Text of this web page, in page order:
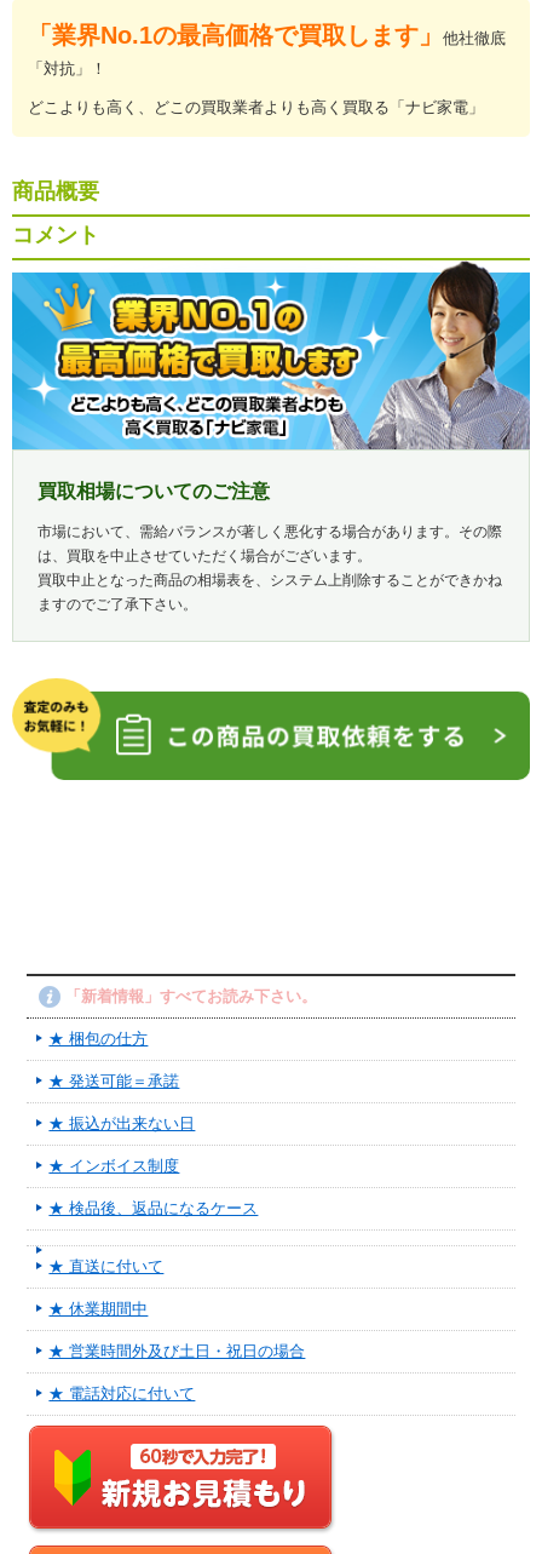
「業界No.1の最高価格で買取します」
他社徹底
「対抗」！
どこよりも高く、どこの買取業者よりも高く買取る「ナビ家電」
商品概要
コメント
買取相場についてのご注意
市場において、需給バランスが著しく悪化する場合があります。その際
は、買取を中止させていただく場合がございます。
買取中止となった商品の相場表を、システム上削除することができかね
ますのでご了承下さい。
「新着情報」すべてお読み下さい。
★ 梱包の仕方
★ 発送可能＝承諾
★ 振込が出来ない日
★ インボイス制度
★ 検品後、返品になるケース
★ 直送に付いて
★ 休業期間中
★ 営業時間外及び土日・祝日の場合
★ 電話対応に付いて